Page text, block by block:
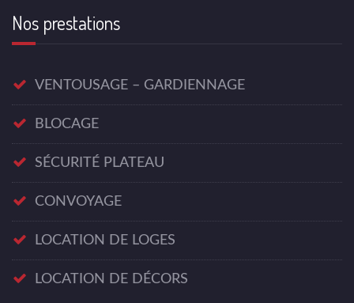
Nos prestations
VENTOUSAGE – GARDIENNAGE
BLOCAGE
SÉCURITÉ PLATEAU
CONVOYAGE
LOCATION DE LOGES
LOCATION DE DÉCORS